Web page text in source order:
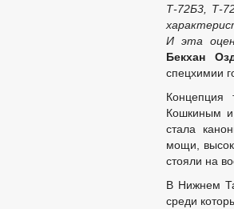
Т-72Б3, Т-
И эта
Бекхан
спецхимии
Концепция
Кошкиным и
стала
мощи,
стояли на
В Нижнем
среди